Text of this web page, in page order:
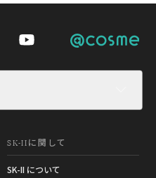
Youtube Cosme
SK-IIに関して
SK-II について